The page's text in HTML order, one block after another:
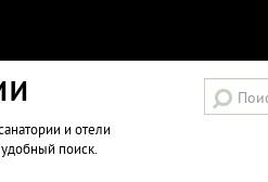
и отели
поиск.